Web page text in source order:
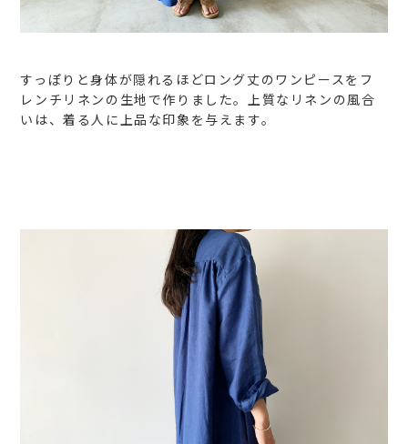
すっぽりと身体が隠れるほどロング丈のワンピースをフ
レンチリネンの生地で作りました。上質なリネンの風合
いは、着る人に上品な印象を与えます。